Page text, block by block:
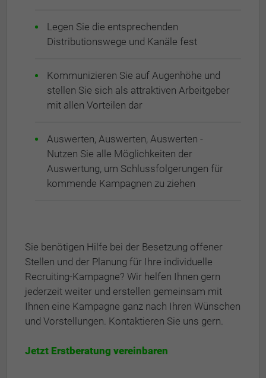
Legen Sie die entsprechenden
Distributionswege und Kanäle fest
Kommunizieren Sie auf Augenhöhe und
stellen Sie sich als attraktiven Arbeitgeber
mit allen Vorteilen dar
Auswerten, Auswerten, Auswerten -
Nutzen Sie alle Möglichkeiten der
Auswertung, um Schlussfolgerungen für
kommende Kampagnen zu ziehen
Sie benötigen Hilfe bei der Besetzung offener
Stellen und der Planung für Ihre individuelle
Recruiting-Kampagne? Wir helfen Ihnen gern
jederzeit weiter und erstellen gemeinsam mit
Ihnen eine Kampagne ganz nach Ihren Wünschen
und Vorstellungen. Kontaktieren Sie uns gern.
Jetzt Erstberatung vereinbaren